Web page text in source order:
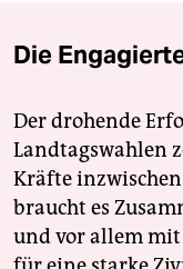
Die
Der drohende
Landtagswahlen
Kräfte
braucht es
und vor allem mit